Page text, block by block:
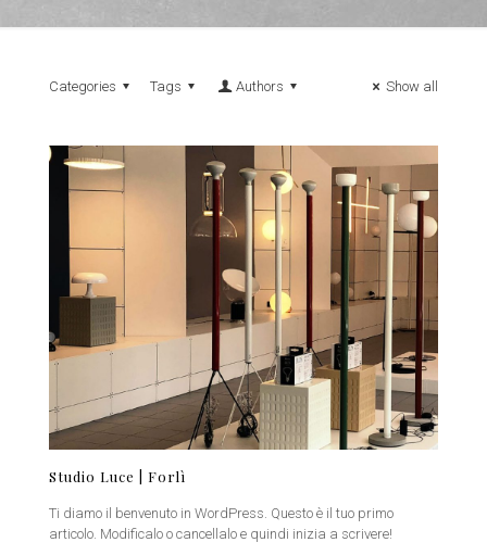
Categories Tags Authors Show all
Studio Luce | Forlì
Ti diamo il benvenuto in WordPress. Questo è il tuo primo
articolo. Modificalo o cancellalo e quindi inizia a scrivere!